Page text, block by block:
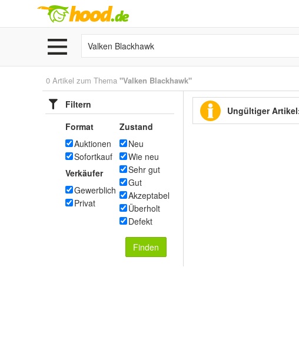
0 Artikel zum Thema "Valken Blackhawk"
Filtern
Format
Auktionen
Sofortkauf
Verkäufer
Gewerblich
Privat
Zustand
Neu
Wie neu
Sehr gut
Gut
Akzeptabel
Überholt
Defekt
Finden
Ungültiger